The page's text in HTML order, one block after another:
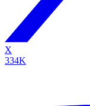
X
334K